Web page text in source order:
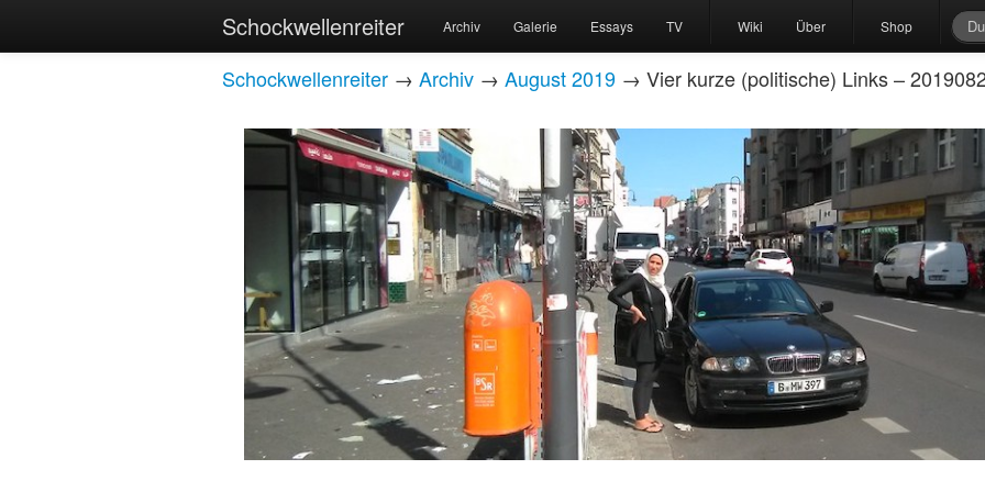
Schockwellenreiter Archiv Galerie Essays TV Wiki Über Shop
Schockwellenreiter → Archiv → August 2019 → Vier kurze (politische) Links –